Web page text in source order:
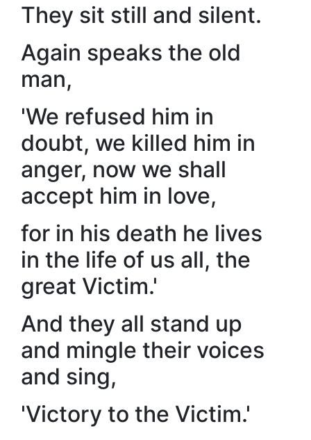
They sit still and silent.
Again speaks the old
man,
'We refused him in
doubt, we killed him in
anger, now we shall
accept him in love,
for in his death he lives
in the life of us all, the
great Victim.'
And they all stand up
and mingle their voices
and sing,
'Victory to the Victim.'